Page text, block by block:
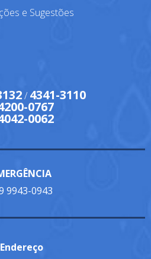
e Sugestões
/ 4341-3110
0767
0062
9943-0943
Endereço